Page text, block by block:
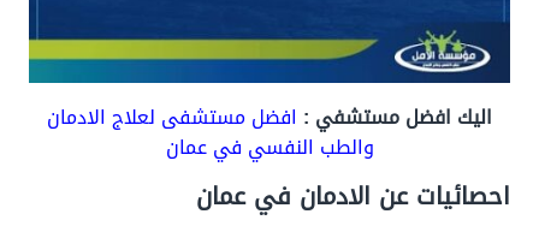
اليك افضل مستشفي : افضل مستشفى لعلاج الادمان
والطب النفسي في عمان
احصائيات عن الادمان في عمان